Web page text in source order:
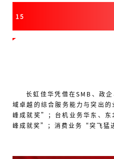
15
长虹佳华凭借在SMB、政
域卓越的综合服务能力与突出
峰成就奖”；台机业务华东、
峰成就奖”；消费业务“突飞猛